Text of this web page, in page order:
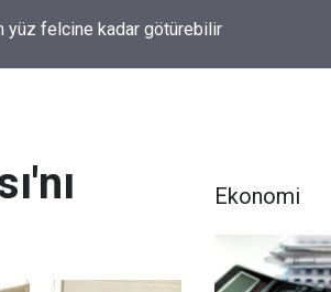
yüz felcine kadar götürebilir
Ekonomi